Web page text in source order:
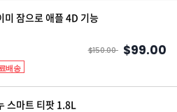
미 잠으로 애플 4D 기능
$150.00 $99.00
배송
스마트 티팟 1.8L